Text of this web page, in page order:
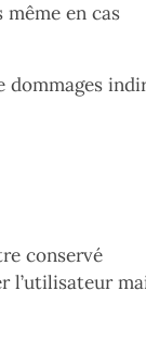
en cas
dommages
conservé
l’utilisateur